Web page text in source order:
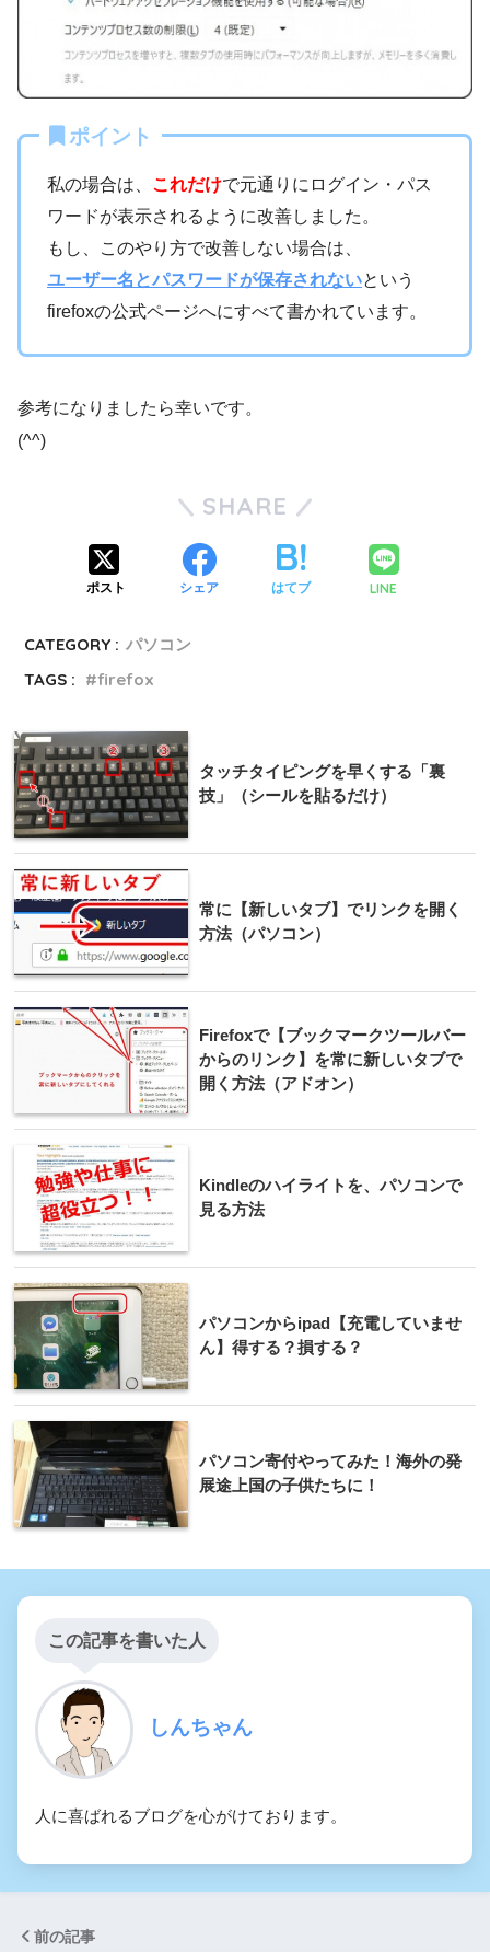
ポイント
私の場合は、 これだけで元通りにログイン・パス
ワードが表示されるように改善しました。
もし、このやり方で改善しない場合は、
ユーザー名とパスワードが保存されないという
firefoxの公式ページへにすべて書かれています。
参考になりましたら幸いです。
(^^)
SHARE
ポスト シェア はてブ LINE
CATEGORY : パソコン
TAGS :
firefox
タッチタイピングを早くする「裏
技」（シールを貼るだけ）
常に【新しいタブ】でリンクを開く
方法（パソコン）
Firefoxで【ブックマークツールバー
からのリンク】を常に新しいタブで
開く方法（アドオン）
Kindleのハイライトを、パソコンで
見る方法
パソコンからipad【充電していませ
ん】得する？損する？
パソコン寄付やってみた！海外の発
展途上国の子供たちに！
この記事を書いた人
しんちゃん
人に喜ばれるブログを心がけております。
前の記事